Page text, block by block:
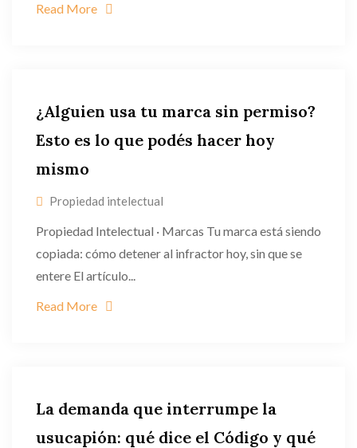
Read More
¿Alguien usa tu marca sin permiso?
Esto es lo que podés hacer hoy
mismo
Propiedad intelectual
Propiedad Intelectual · Marcas Tu marca está siendo
copiada: cómo detener al infractor hoy, sin que se
entere El artículo...
Read More
La demanda que interrumpe la
usucapión: qué dice el Código y qué